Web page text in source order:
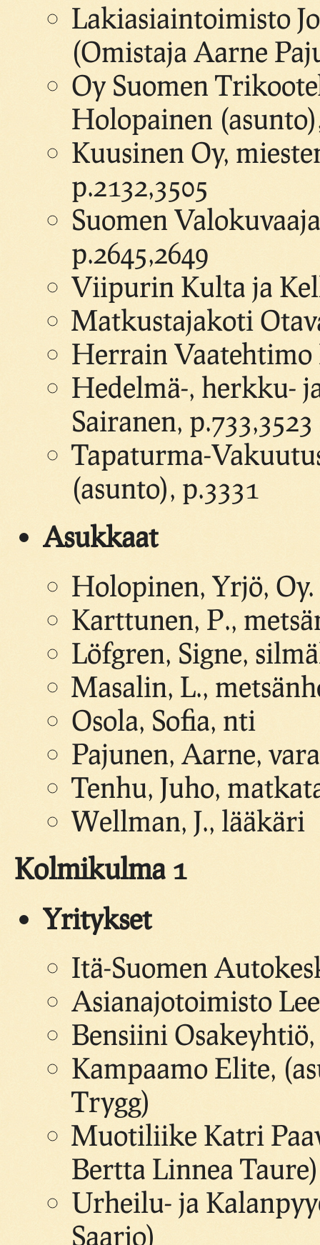
Lakiasiaintoimisto
(Omistaja Aarne
Oy Suomen
Holopainen
Kuusinen Oy,
p.2132,3505
Suomen
p.2645,2649
Viipurin Kulta ja
Matkustajakoti
Herrain Vaatehtimo
Hedelmä-, herkku-
Sairanen, p.733,3523
Tapaturma-
(asunto), p.3331
Asukkaat
Holopinen, Yrjö,
Karttunen, P.,
Löfgren, Signe,
Masalin, L.,
Osola, Sofia, nti
Pajunen, Aarne,
Tenhu, Juho,
Wellman, J., lääkäri
Kolmikulma 1
Yritykset
Itä-Suomen
Asianajotoimisto
Bensiini
Kampaamo Elite,
Trygg)
Muotiliike Katri
Bertta Linnea Taure)
Urheilu- ja
Saario)